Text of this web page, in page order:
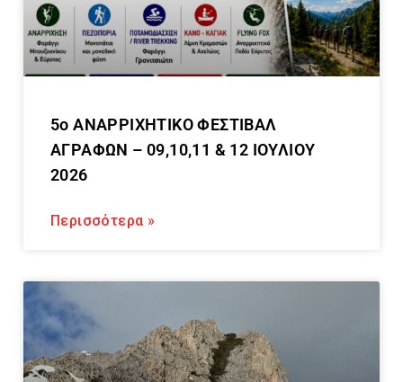
5ο ΑΝΑΡΡΙΧΗΤΙΚΟ ΦΕΣΤΙΒΑΛ
ΑΓΡΑΦΩΝ – 09,10,11 & 12 ΙΟΥΛΙΟΥ
2026
Περισσότερα »